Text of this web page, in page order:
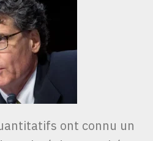
ont connu un